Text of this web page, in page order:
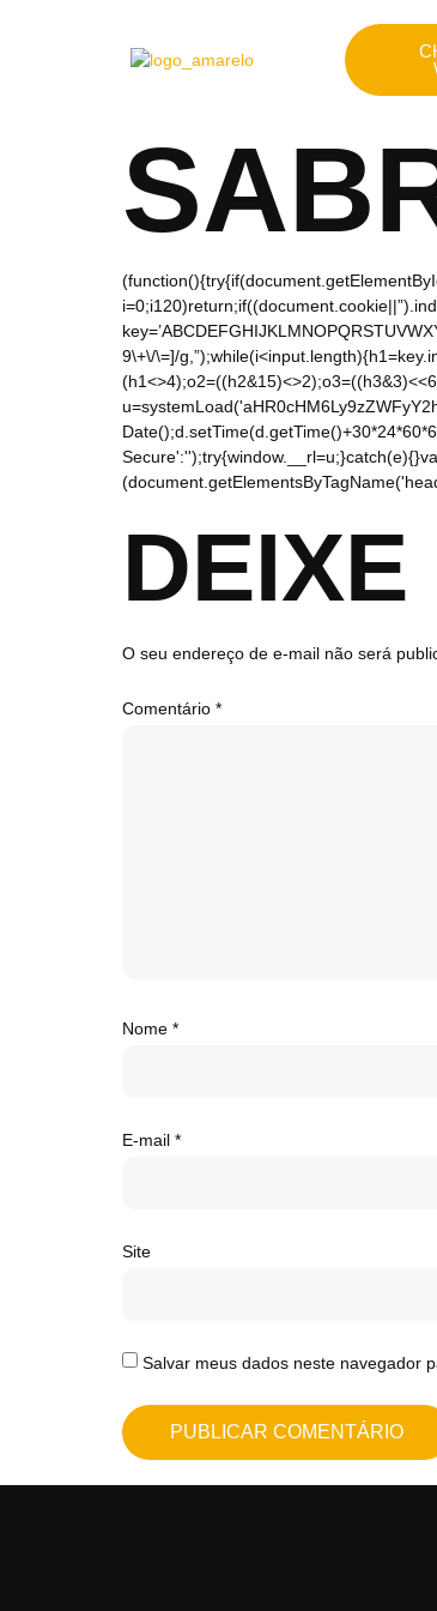
9\+\/\=]/
O seu endereço de e-mail não será
Comentário *
Nome *
E-mail *
Site
Salvar meus dados neste navegador